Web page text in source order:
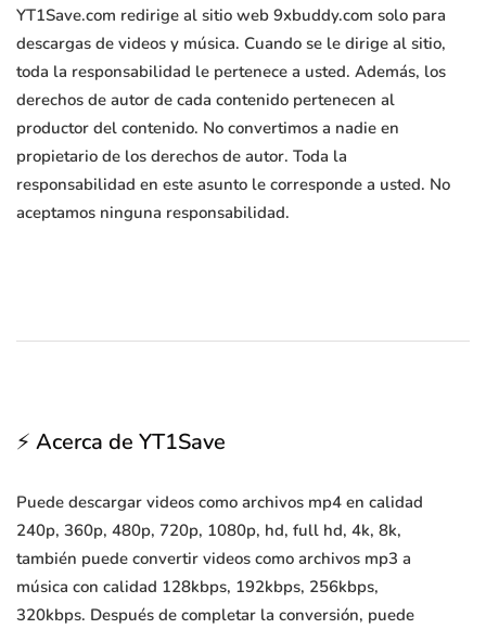
YT1Save.com redirige al sitio web 9xbuddy.com solo para
descargas de videos y música. Cuando se le dirige al sitio,
toda la responsabilidad le pertenece a usted. Además, los
derechos de autor de cada contenido pertenecen al
productor del contenido. No convertimos a nadie en
propietario de los derechos de autor. Toda la
responsabilidad en este asunto le corresponde a usted. No
aceptamos ninguna responsabilidad.
⚡ Acerca de YT1Save
Puede descargar videos como archivos mp4 en calidad
240p, 360p, 480p, 720p, 1080p, hd, full hd, 4k, 8k,
también puede convertir videos como archivos mp3 a
música con calidad 128kbps, 192kbps, 256kbps,
320kbps. Después de completar la conversión, puede